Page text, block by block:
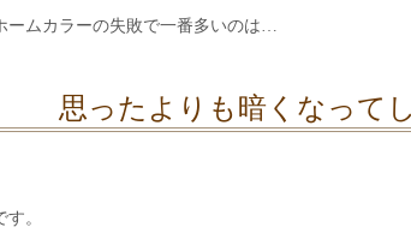
ームカラーの失敗で一番多いのは…
思ったよりも暗くなって
す。